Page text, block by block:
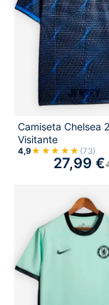
Camiseta Chelsea
Visitante
4,9★★★★★ (73)
27,99 €